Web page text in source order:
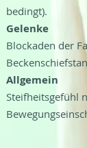
bedingt).
Gelenke
Blockaden der
Allgemein
Steifheitsgefühl